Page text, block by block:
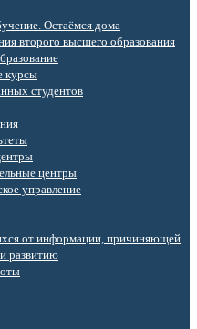
Остаёмся дома
второго высшего образования
курсы
студентов
центры
управление
от информации, причиняющей
развитию